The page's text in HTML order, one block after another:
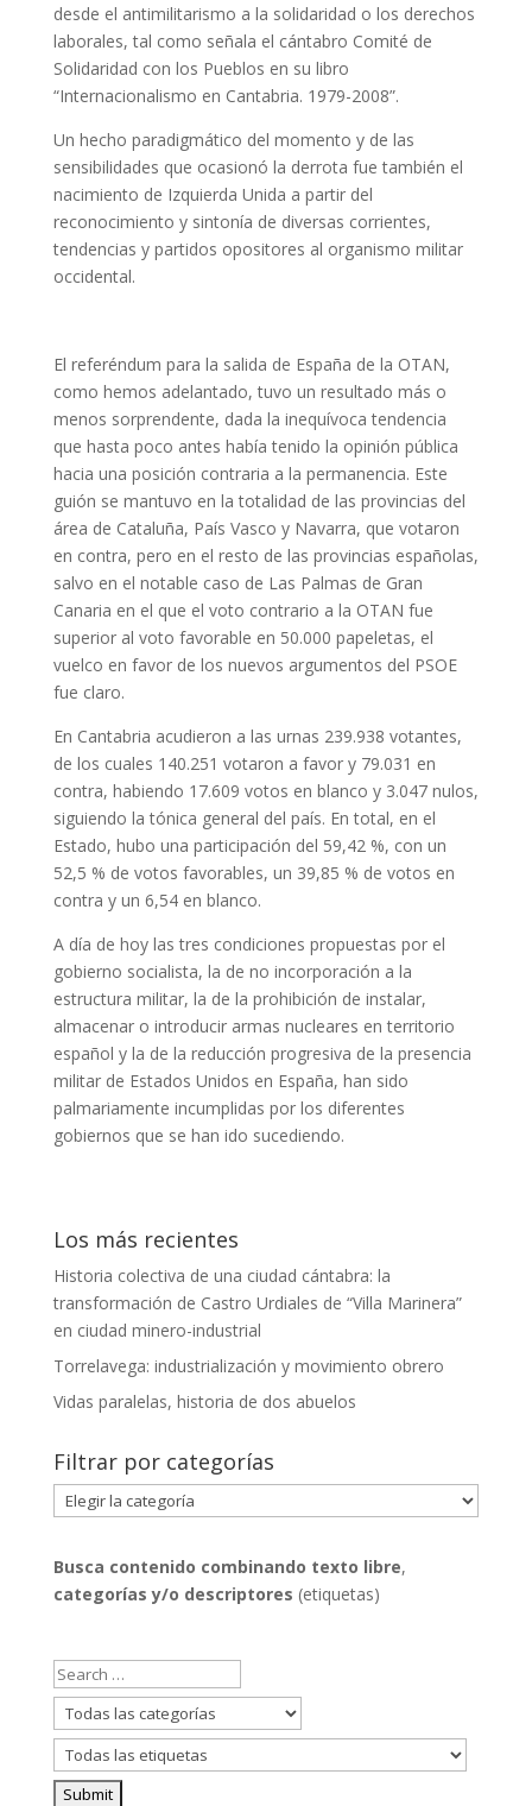
desde el antimilitarismo a la solidaridad o los derechos
laborales, tal como señala el cántabro Comité de
Solidaridad con los Pueblos en su libro
“Internacionalismo en Cantabria. 1979-2008”.
Un hecho paradigmático del momento y de las
sensibilidades que ocasionó la derrota fue también el
nacimiento de Izquierda Unida a partir del
reconocimiento y sintonía de diversas corrientes,
tendencias y partidos opositores al organismo militar
occidental.
El referéndum para la salida de España de la OTAN,
como hemos adelantado, tuvo un resultado más o
menos sorprendente, dada la inequívoca tendencia
que hasta poco antes había tenido la opinión pública
hacia una posición contraria a la permanencia. Este
guión se mantuvo en la totalidad de las provincias del
área de Cataluña, País Vasco y Navarra, que votaron
en contra, pero en el resto de las provincias españolas,
salvo en el notable caso de Las Palmas de Gran
Canaria en el que el voto contrario a la OTAN fue
superior al voto favorable en 50.000 papeletas, el
vuelco en favor de los nuevos argumentos del PSOE
fue claro.
En Cantabria acudieron a las urnas 239.938 votantes,
de los cuales 140.251 votaron a favor y 79.031 en
contra, habiendo 17.609 votos en blanco y 3.047 nulos,
siguiendo la tónica general del país. En total, en el
Estado, hubo una participación del 59,42 %, con un
52,5 % de votos favorables, un 39,85 % de votos en
contra y un 6,54 en blanco.
A día de hoy las tres condiciones propuestas por el
gobierno socialista, la de no incorporación a la
estructura militar, la de la prohibición de instalar,
almacenar o introducir armas nucleares en territorio
español y la de la reducción progresiva de la presencia
militar de Estados Unidos en España, han sido
palmariamente incumplidas por los diferentes
gobiernos que se han ido sucediendo.
Los más recientes
Historia colectiva de una ciudad cántabra: la
transformación de Castro Urdiales de “Villa Marinera”
en ciudad minero-industrial
Torrelavega: industrialización y movimiento obrero
Vidas paralelas, historia de dos abuelos
Filtrar por categorías
Filtrar
por
Busca contenido combinando texto libre,
categorías y/o descriptores (etiquetas)